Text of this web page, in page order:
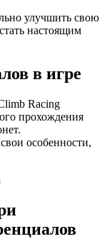
улучшить свою
настоящим
в игре
Racing
прохождения
особенности,